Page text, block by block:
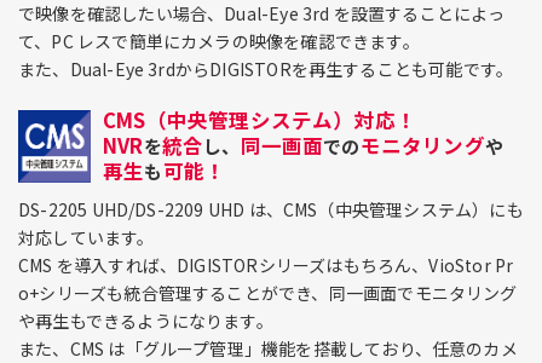
で映像を確認したい場合、Dual-Eye 3rd を設置することによっ
て、PC レスで簡単にカメラの映像を確認できます。
また、Dual-Eye 3rdからDIGISTORを再生することも可能です。
CMS（中央管理システム）対応！
NVRを統合し、 同一画面でのモニタリングや
再生も可能！
DS-2205 UHD/DS-2209 UHD は、CMS（中央管理システム）にも
対応しています。
CMS を導入すれば、DIGISTORシリーズはもちろん、VioStor Pr
o+シリーズも統合管理することができ、同一画面でモニタリング
や再生もできるようになります。
また、CMS は「グループ管理」機能を搭載しており、任意のカメ